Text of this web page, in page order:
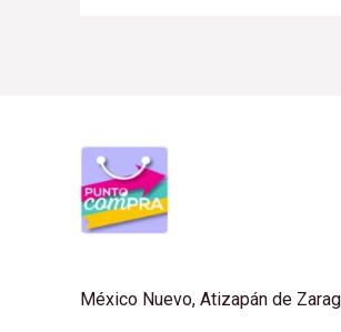
México Nuevo, Atizapán de